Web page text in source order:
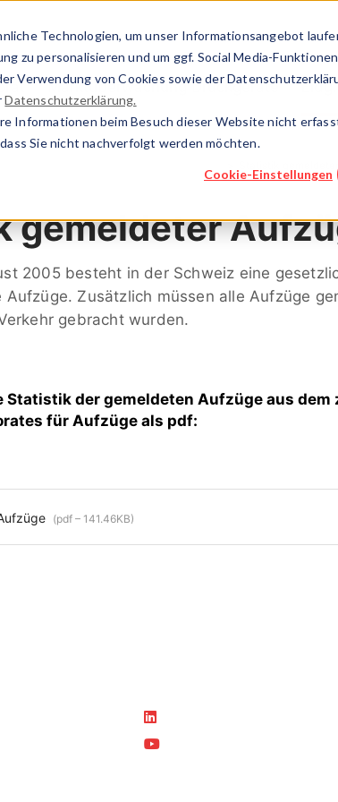
Technologien, um unser Informationsangebot
zu personalisieren und um ggf. Social Media-
Verwendung von Cookies sowie der
Datenschutzerklärung.
Informationen beim Besuch dieser Website nicht
Sie nicht nachverfolgt werden möchten.
Cookie-Einstellungen
Marktüberwachung Druckgeräte
Statistik
gemeldeter
2005 besteht in der Schweiz eine
Aufzüge. Zusätzlich müssen alle Aufzüge
gebracht wurden.
Statistik der gemeldeten Aufzüge aus
für Aufzüge als pdf:
(pdf – 141.46KB)